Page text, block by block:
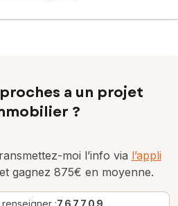
a un projet
?
moi l’info via l’appli
et gagnez 875€ en moyenne.